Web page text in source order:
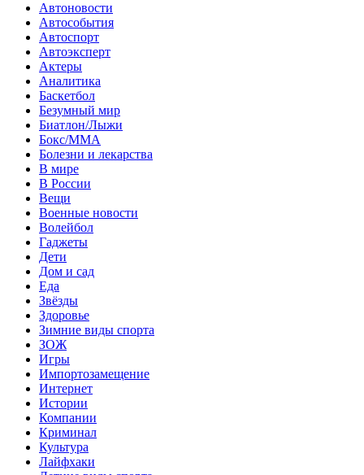
Автоновости
Автособытия
Автоспорт
Автоэксперт
Актеры
Аналитика
Баскетбол
Безумный мир
Биатлон/Лыжи
Бокс/MMA
Болезни и лекарства
В мире
В России
Вещи
Военные новости
Волейбол
Гаджеты
Дети
Дом и сад
Еда
Звёзды
Здоровье
Зимние виды спорта
ЗОЖ
Игры
Импортозамещение
Интернет
Истории
Компании
Криминал
Культура
Лайфхаки